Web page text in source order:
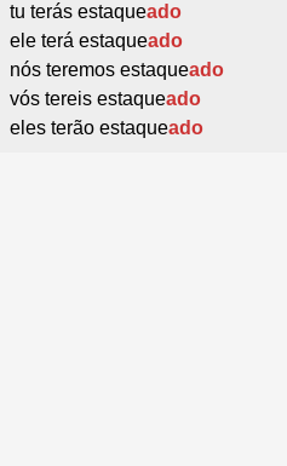
tu terás estaqueado
ele terá estaqueado
nós teremos estaqueado
vós tereis estaqueado
eles terão estaqueado